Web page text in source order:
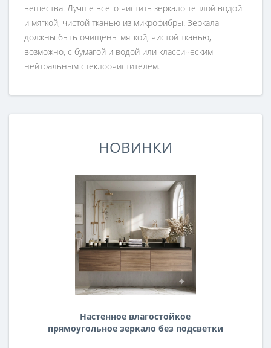
вещества. Лучше всего чистить зеркало теплой водой
и мягкой, чистой тканью из микрофибры. Зеркала
должны быть очищены мягкой, чистой тканью,
возможно, с бумагой и водой или классическим
нейтральным стеклоочистителем.
НОВИНКИ
Настенное влагостойкое
прямоугольное зеркало без подсветки